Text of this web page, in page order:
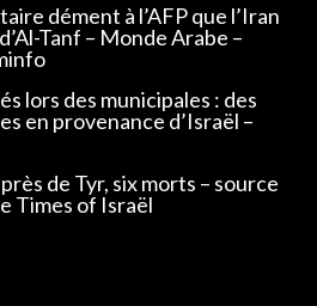
dément à l’AFP que l’Iran
Tanf – Monde Arabe –
lors des municipales : des
en provenance d’Israël –
de Tyr, six morts – source
Times of Israël